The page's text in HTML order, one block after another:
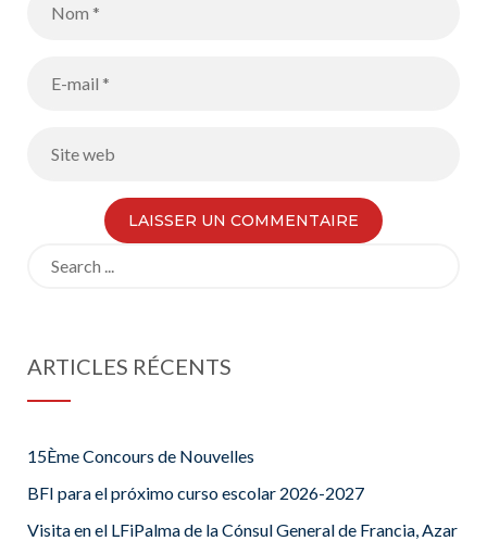
ARTICLES RÉCENTS
15Ème Concours de Nouvelles
BFI para el próximo curso escolar 2026-2027
Visita en el LFiPalma de la Cónsul General de Francia, Azar